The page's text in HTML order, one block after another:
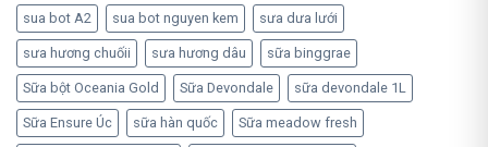
sua bot A2 sua bot nguyen kem sưa dưa lưới
sưa hương chuốii sưa hương dâu sữa binggrae
Sữa bột Oceania Gold Sữa Devondale sữa devondale 1L
Sữa Ensure Úc sữa hàn quốc Sữa meadow fresh